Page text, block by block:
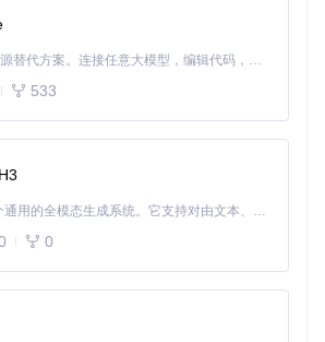
有账号完成实名认证并绑定常用地址，新
作1-2次熟悉流程
放初期5分钟高峰期，选择开放后10-15
定的有线网络连接，减少预约过程中断线
决方案
系统会自动记录失败原因并优化下次策
态，尝试更换预约时段和门店组合。
Claude Code 的开源替代方案。连接任意大模型，编辑代码，运行命令，自动验证 — 全自动执行。用 Rust 构建，极致性能。 ｜ An open-source alternative to Claude Code. Connect any LLM, edit code, run commands, and verify changes — autonomously. Built in Rust for speed. Get Started
533
MiniMax H3 是一个通用的全模态生成系统。它支持对由文本、图像、视频和音频组成的多模态上下文进行统一理解，并能生成分辨率高达 2K、时长可达 15 秒的带原生立体声音频的视频。得益于面向任务泛化的系统设计，H3 在预训练阶段就已具备广泛的多模态上下文理解与生成能力，能够出色地执行复杂的多模态指令。
0